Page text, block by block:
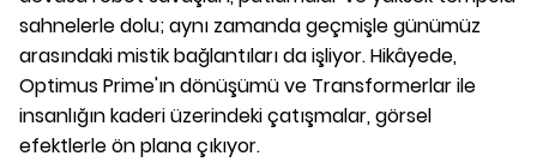
sahnelerle dolu; aynı zamanda geçmişle günümüz
arasındaki mistik bağlantıları da işliyor. Hikâyede,
Optimus Prime'ın dönüşümü ve Transformerlar ile
insanlığın kaderi üzerindeki çatışmalar, görsel
efektlerle ön plana çıkıyor.